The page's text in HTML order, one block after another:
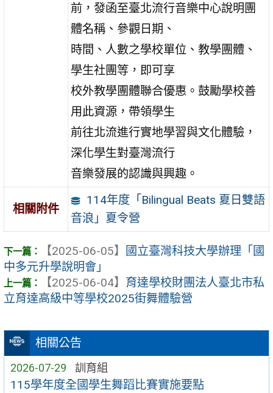
相關公告
2026-07-29 訓育組
115學年度全國學生舞蹈比賽實施要點
前，發函至臺北流行音樂中心說明團
體名稱、參觀日期、
時間、人數之學校單位、教學團體、
學生社團等，即可享
校外教學團體聯合優惠。鼓勵學校善
用此資源，帶領學生
前往北流進行實地學習與文化體驗，
深化學生對臺灣流行
音樂發展的認識與興趣。
相關附件
114年度「Bilingual Beats 夏日雙語
音浪」夏令營
【2025-06-05】
國立臺灣科技大學辦理「國
中多元升學說明會」
【2025-06-04】 育達學校財團法人臺北市私
立育達高級中等學校2025街舞體驗營